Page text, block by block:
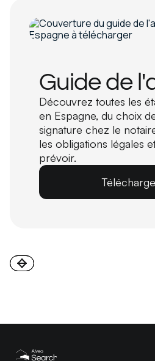
Guide de
Découvrez toutes les
en Espagne, du choix
signature chez le
les obligations légales
prévoir.